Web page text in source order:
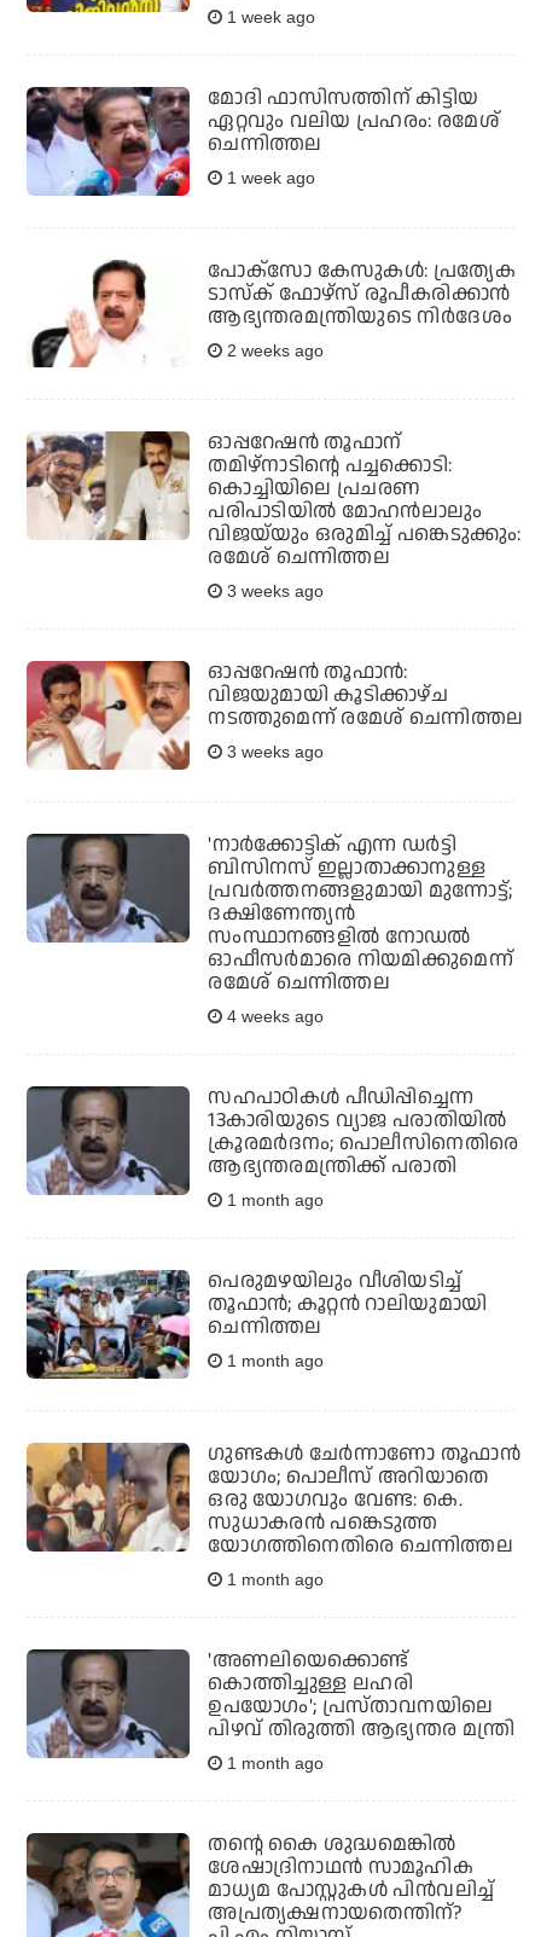
1 week ago
മോദി ഫാസിസത്തിന് കിട്ടിയ
ഏറ്റവും വലിയ പ്രഹരം: രമേശ്
ചെന്നിത്തല
1 week ago
പോക്‌സോ കേസുകള്‍: പ്രത്യേക
ടാസ്‌ക് ഫോഴ്‌സ് രൂപീകരിക്കാന്‍
ആഭ്യന്തരമന്ത്രിയുടെ നിര്‍ദേശം
2 weeks ago
ഓപ്പറേഷന്‍ തൂഫാന്
തമിഴ്‌നാടിന്റെ പച്ചക്കൊടി:
കൊച്ചിയിലെ പ്രചരണ
പരിപാടിയില്‍ മോഹന്‍ലാലും
വിജയ്‌യും ഒരുമിച്ച് പങ്കെടുക്കും:
രമേശ് ചെന്നിത്തല
3 weeks ago
ഓപ്പറേഷന്‍ തൂഫാന്‍:
വിജയുമായി കൂടിക്കാഴ്ച
നടത്തുമെന്ന് രമേശ് ചെന്നിത്തല
3 weeks ago
'നാര്‍ക്കോട്ടിക് എന്ന ഡര്‍ട്ടി
ബിസിനസ് ഇല്ലാതാക്കാനുള്ള
പ്രവര്‍ത്തനങ്ങളുമായി മുന്നോട്ട്;
ദക്ഷിണേന്ത്യന്‍
സംസ്ഥാനങ്ങളില്‍ നോഡല്‍
ഓഫീസര്‍മാരെ നിയമിക്കുമെന്ന്
രമേശ് ചെന്നിത്തല
4 weeks ago
സഹപാഠികള്‍ പീഡിപ്പിച്ചെന്ന
13കാരിയുടെ വ്യാജ പരാതിയില്‍
ക്രൂരമര്‍ദനം; പൊലീസിനെതിരെ
ആഭ്യന്തരമന്ത്രിക്ക് പരാതി
1 month ago
പെരുമഴയിലും വീശിയടിച്ച്
തൂഫാന്‍; കൂറ്റന്‍ റാലിയുമായി
ചെന്നിത്തല
1 month ago
ഗുണ്ടകള്‍ ചേര്‍ന്നാണോ തൂഫാന്‍
യോഗം; പൊലീസ് അറിയാതെ
ഒരു യോഗവും വേണ്ട: കെ.
സുധാകരന്‍ പങ്കെടുത്ത
യോഗത്തിനെതിരെ ചെന്നിത്തല
1 month ago
'അണലിയെക്കൊണ്ട്
കൊത്തിച്ചുള്ള ലഹരി
ഉപയോഗം'; പ്രസ്താവനയിലെ
പിഴവ് തിരുത്തി ആഭ്യന്തര മന്ത്രി
1 month ago
തന്റെ കൈ ശുദ്ധമെങ്കില്‍
ശേഷാദ്രിനാഥന്‍ സാമൂഹിക
മാധ്യമ പോസ്റ്റുകള്‍ പിന്‍വലിച്ച്
അപ്രത്യക്ഷനായതെന്തിന്?